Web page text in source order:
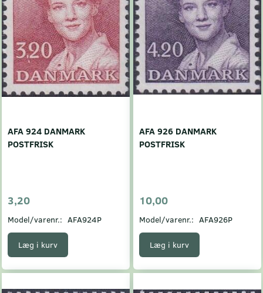
AFA 924 DANMARK
POSTFRISK
3,20
Model/varenr.: AFA924P
Læg i kurv
AFA 926 DANMARK
POSTFRISK
10,00
Model/varenr.: AFA926P
Læg i kurv